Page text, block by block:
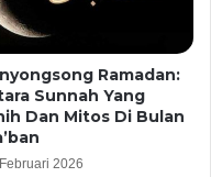
Ramadan:
Sunnah Yang
Dan Mitos Di Bulan
2026